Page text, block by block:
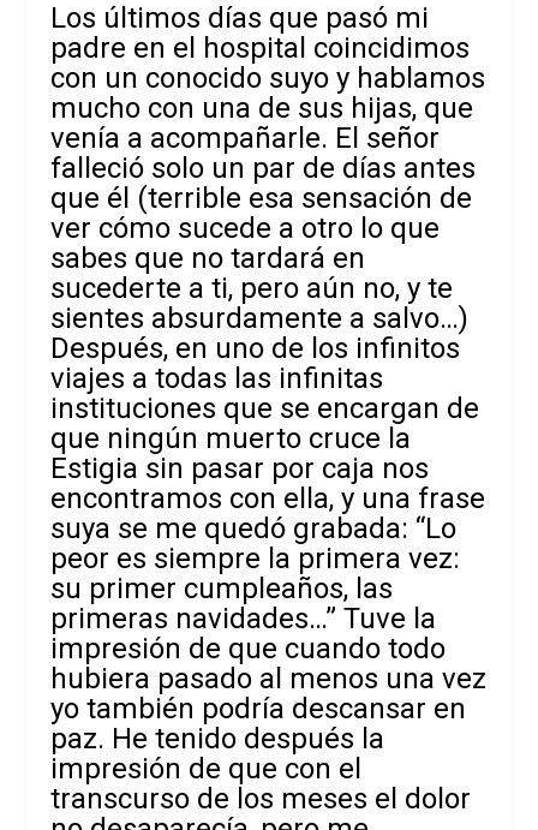
Los últimos días que pasó mi
padre en el hospital coincidimos
con un conocido suyo y hablamos
mucho con una de sus hijas, que
venía a acompañarle. El señor
falleció solo un par de días antes
que él (terrible esa sensación de
ver cómo sucede a otro lo que
sabes que no tardará en
sucederte a ti, pero aún no, y te
sientes absurdamente a salvo…)
Después, en uno de los infinitos
viajes a todas las infinitas
instituciones que se encargan de
que ningún muerto cruce la
Estigia sin pasar por caja nos
encontramos con ella, y una frase
suya se me quedó grabada: “Lo
peor es siempre la primera vez:
su primer cumpleaños, las
primeras navidades…” Tuve la
impresión de que cuando todo
hubiera pasado al menos una vez
yo también podría descansar en
paz. He tenido después la
impresión de que con el
transcurso de los meses el dolor